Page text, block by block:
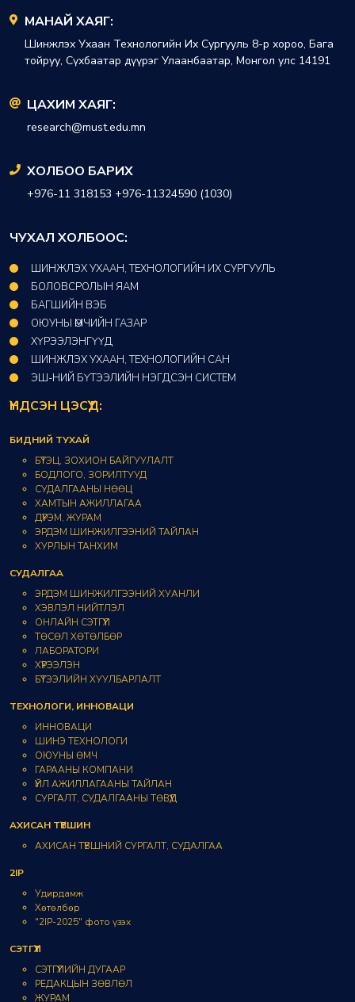
МАНАЙ ХАЯГ:
Шинжлэх Ухаан Технологийн Их Сургууль 8-р хороо, Бага
тойруу, Сүхбаатар дүүрэг Улаанбаатар, Монгол улс 14191
ЦАХИМ ХАЯГ:
research@must.edu.mn
ХОЛБОО БАРИХ
+976-11 318153 +976-11324590 (1030)
ЧУХАЛ ХОЛБООС:
ШИНЖЛЭХ УХААН, ТЕХНОЛОГИЙН ИХ СУРГУУЛЬ
БОЛОВСРОЛЫН ЯАМ
БАГШИЙН ВЭБ
ОЮУНЫ ӨМЧИЙН ГАЗАР​
ХҮРЭЭЛЭНГҮҮД​
ШИНЖЛЭХ УХААН, ТЕХНОЛОГИЙН САН​
ЭШ-НИЙ БҮТЭЭЛИЙН НЭГДСЭН СИСТЕМ
ҮНДСЭН ЦЭСҮҮД:
БИДНИЙ ТУХАЙ
БҮТЭЦ, ЗОХИОН БАЙГУУЛАЛТ
БОДЛОГО, ЗОРИЛТУУД
СУДАЛГААНЫ НӨӨЦ
ХАМТЫН АЖИЛЛАГАА
ДҮРЭМ, ЖУРАМ
ЭРДЭМ ШИНЖИЛГЭЭНИЙ ТАЙЛАН
ХУРЛЫН ТАНХИМ
СУДАЛГАА
ЭРДЭМ ШИНЖИЛГЭЭНИЙ ХУАНЛИ
ХЭВЛЭЛ НИЙТЛЭЛ
ОНЛАЙН СЭТГҮҮЛ
ТӨСӨЛ ХӨТӨЛБӨР
ЛАБОРАТОРИ
ХҮРЭЭЛЭН
БҮТЭЭЛИЙН ХУУЛБАРЛАЛТ
ТЕХНОЛОГИ, ИННОВАЦИ
ИННОВАЦИ
ШИНЭ ТЕХНОЛОГИ
ОЮУНЫ ӨМЧ
ГАРААНЫ КОМПАНИ
ҮЙЛ АЖИЛЛАГААНЫ ТАЙЛАН
СУРГАЛТ, СУДАЛГААНЫ ТӨВҮҮД
АХИСАН ТҮВШИН
АХИСАН ТҮВШНИЙ СУРГАЛТ, СУДАЛГАА
2IP
Удирдамж
Хөтөлбөр
"2IP-2025" фото үзэх
СЭТГҮҮЛ
СЭТГҮҮЛИЙН ДУГААР
РЕДАКЦЫН ЗӨВЛӨЛ
ЖУРАМ